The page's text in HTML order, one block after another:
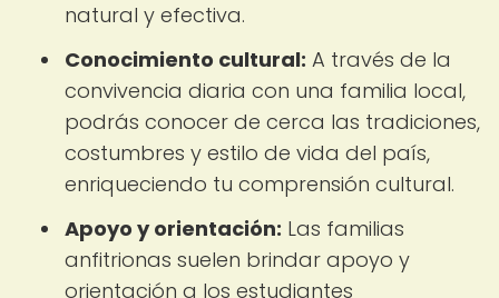
natural y efectiva.
Conocimiento cultural: A través de la
convivencia diaria con una familia local,
podrás conocer de cerca las tradiciones,
costumbres y estilo de vida del país,
enriqueciendo tu comprensión cultural.
Apoyo y orientación: Las familias
anfitrionas suelen brindar apoyo y
orientación a los estudiantes